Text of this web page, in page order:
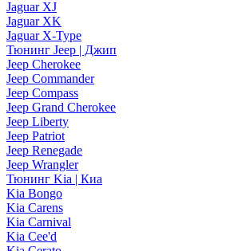
Jaguar XJ
Jaguar XK
Jaguar X-Type
Тюнинг Jeep | Джип
Jeep Cherokee
Jeep Commander
Jeep Compass
Jeep Grand Cherokee
Jeep Liberty
Jeep Patriot
Jeep Renegade
Jeep Wrangler
Тюнинг Kia | Киа
Kia Bongo
Kia Carens
Kia Carnival
Kia Cee'd